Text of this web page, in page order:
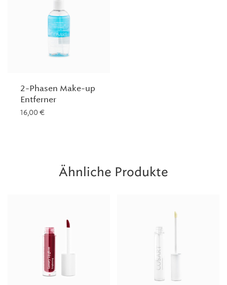
2-Phasen Make-up
Entferner
16,00 €
Ähnliche Produkte